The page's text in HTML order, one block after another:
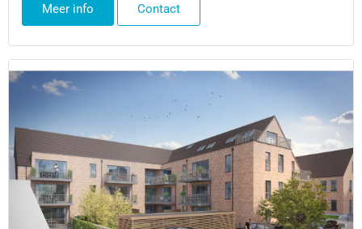
Meer info Contact